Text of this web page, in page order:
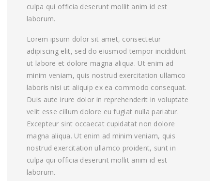
culpa qui officia deserunt mollit anim id est
laborum.
Lorem ipsum dolor sit amet, consectetur
adipiscing elit, sed do eiusmod tempor incididunt
ut labore et dolore magna aliqua. Ut enim ad
minim veniam, quis nostrud exercitation ullamco
laboris nisi ut aliquip ex ea commodo consequat.
Duis aute irure dolor in reprehenderit in voluptate
velit esse cillum dolore eu fugiat nulla pariatur.
Excepteur sint occaecat cupidatat non dolore
magna aliqua. Ut enim ad minim veniam, quis
nostrud exercitation ullamco proident, sunt in
culpa qui officia deserunt mollit anim id est
laborum.